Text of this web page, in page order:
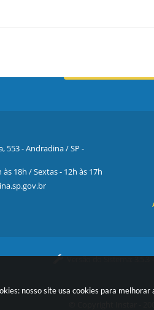
nosso site usa cookies para
553 - Andradina / SP -
18h / Sextas - 12h às 17h
Versão do Sistema:3.5.3